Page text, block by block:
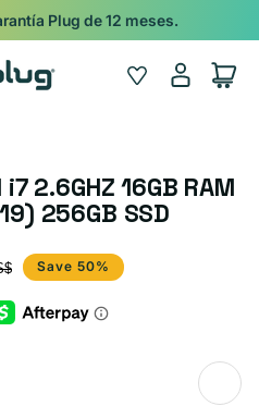
recibir antes del 24/12.
Wishlist
Iniciar
sesión
Carrito
2.6GHZ 16GB RAM
256GB SSD
Save 50%